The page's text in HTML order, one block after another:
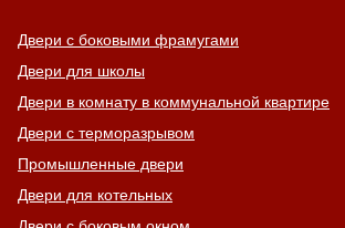
Двери с боковыми фрамугами
Двери для школы
Двери в комнату в коммунальной квартире
Двери с терморазрывом
Промышленные двери
Двери для котельных